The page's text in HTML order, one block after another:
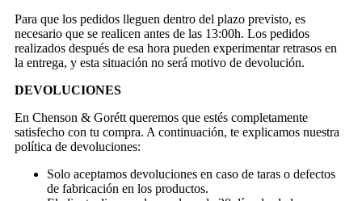
Para que los pedidos lleguen dentro del plazo previsto, es
necesario que se realicen antes de las 13:00h. Los pedidos
realizados después de esa hora pueden experimentar retrasos en
la entrega, y esta situación no será motivo de devolución.
DEVOLUCIONES
En Chenson & Gorétt queremos que estés completamente
satisfecho con tu compra. A continuación, te explicamos nuestra
política de devoluciones:
Solo aceptamos devoluciones en caso de taras o defectos
de fabricación en los productos.